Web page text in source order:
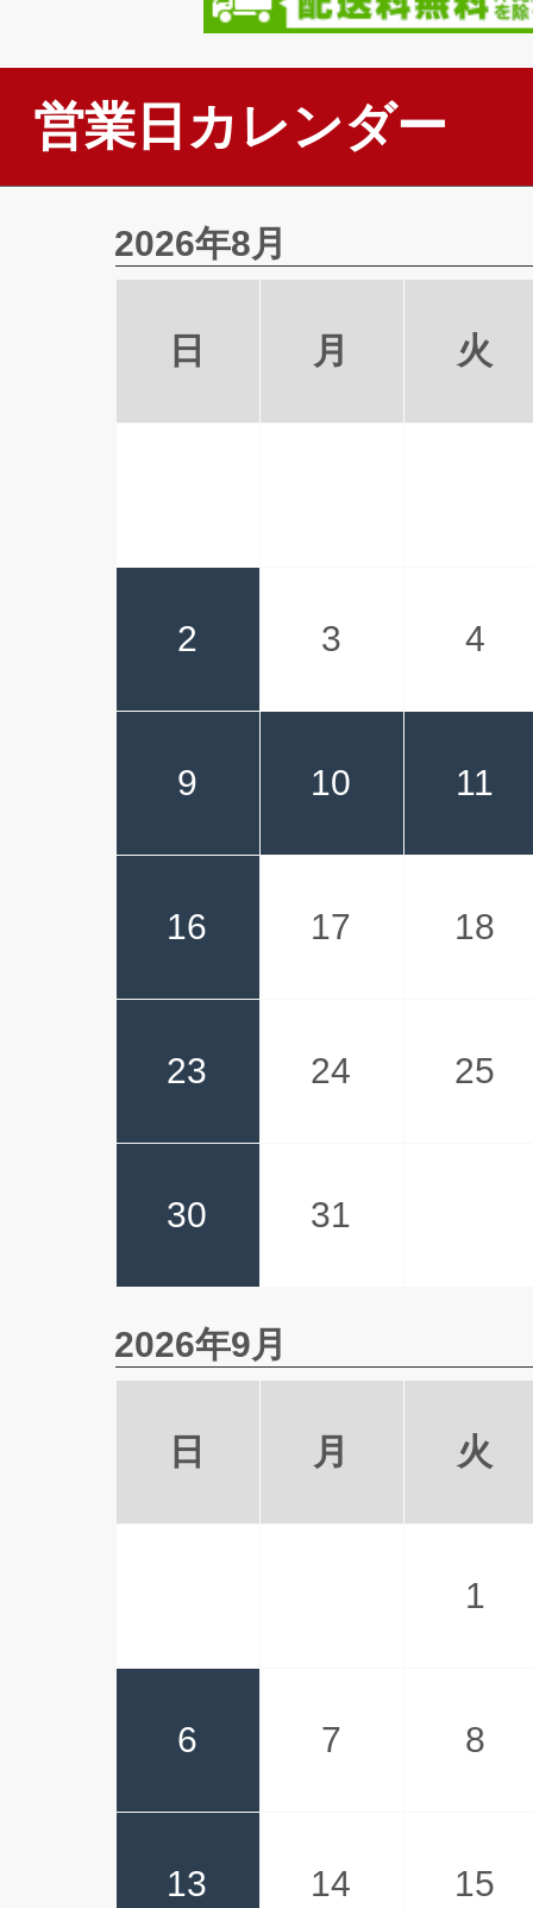
営業日カレンダー
2026年8月
日 月 火
2 3 4
9 10 11
16 17 18
23 24 25
30 31
2026年9月
日 月 火
1
6 7 8
13 14 15